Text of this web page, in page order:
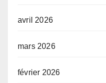
avril 2026
mars 2026
février 2026